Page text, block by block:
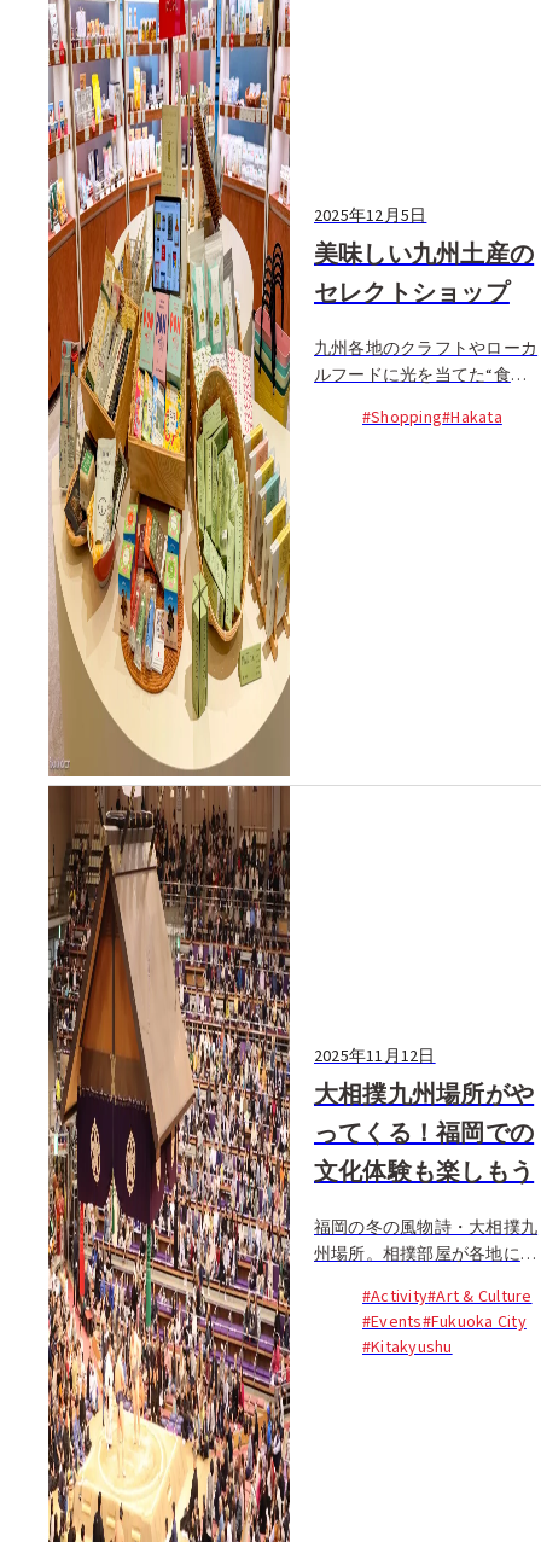
2025年12月5日
美味しい九州土産の
セレクトショップ
九州各地のクラフトやローカ
ルフードに光を当てた“食べ
GOOD MARKET KYUSHU...
#Shopping#Hakata
2025年11月12日
大相撲九州場所がや
ってくる！福岡での
文化体験も楽しもう
福岡の冬の風物詩・大相撲九
州場所。相撲部屋が各地に設
かけるようになると、福岡の
人々は冬の始まりを実感しま
#Activity#Art & Culture
#Events#Fukuoka City
#Kitakyushu